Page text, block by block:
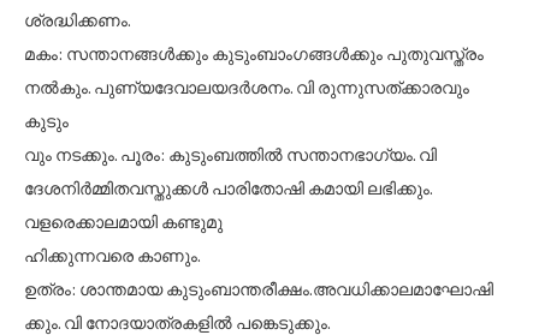
ശ്രദ്ധിക്കണം.
മകം: സന്താനങ്ങൾക്കും കുടുംബാംഗങ്ങൾക്കും പുതുവസ്ത്രം
നൽകും. പുണ്യദേവാലയദർശനം. വി രുന്നുസത്ക്കാരവും
കുടും
വും നടക്കും. പൂരം: കുടുംബത്തിൽ സന്താനഭാഗ്യം. വി
ദേശനിർമ്മിതവസ്തുക്കൾ പാരിതോഷി കമായി ലഭിക്കും.
വളരെക്കാലമായി കണ്ടുമു
ഹിക്കുന്നവരെ കാണും.
ഉത്രം: ശാന്തമായ കുടുംബാന്തരീക്ഷം.അവധിക്കാലമാഘോഷി
ക്കും. വി നോദയാത്രകളിൽ പങ്കെടുക്കും.